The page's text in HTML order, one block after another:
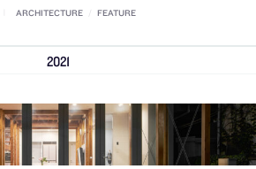
ARCHITECTURE FEATURE
2021